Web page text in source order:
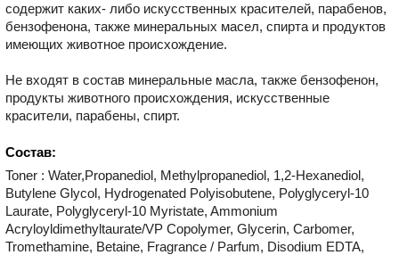
содержит каких- либо искусственных красителей, парабенов,
бензофенона, также минеральных масел, спирта и продуктов
имеющих животное происхождение.
Не входят в состав минеральные масла, также бензофенон,
продукты животного происхождения, искусственные
красители, парабены, спирт.
Состав:
Toner : Water,Propanediol, Methylpropanediol, 1,2-Hexanediol,
Butylene Glycol, Hydrogenated Polyisobutene, Polyglyceryl-10
Laurate, Polyglyceryl-10 Myristate, Ammonium
Acryloyldimethyltaurate/VP Copolymer, Glycerin, Carbomer,
Tromethamine, Betaine, Fragrance / Parfum, Disodium EDTA,